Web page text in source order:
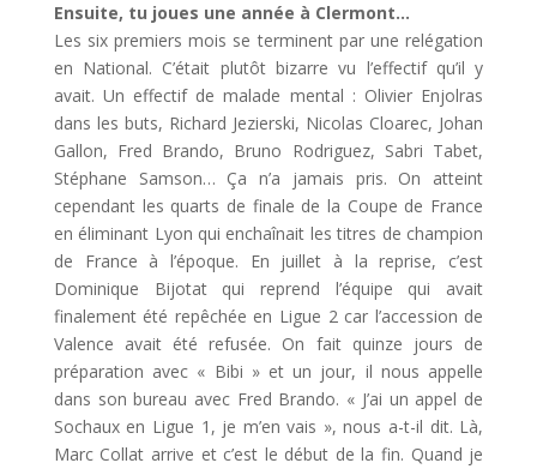
Ensuite, tu joues une année à Clermont…
Les six premiers mois se terminent par une relégation
en National. C’était plutôt bizarre vu l’effectif qu’il y
avait. Un effectif de malade mental : Olivier Enjolras
dans les buts, Richard Jezierski, Nicolas Cloarec, Johan
Gallon, Fred Brando, Bruno Rodriguez, Sabri Tabet,
Stéphane Samson… Ça n’a jamais pris. On atteint
cependant les quarts de finale de la Coupe de France
en éliminant Lyon qui enchaînait les titres de champion
de France à l’époque. En juillet à la reprise, c’est
Dominique Bijotat qui reprend l’équipe qui avait
finalement été repêchée en Ligue 2 car l’accession de
Valence avait été refusée. On fait quinze jours de
préparation avec « Bibi » et un jour, il nous appelle
dans son bureau avec Fred Brando. « J’ai un appel de
Sochaux en Ligue 1, je m’en vais », nous a-t-il dit. Là,
Marc Collat arrive et c’est le début de la fin. Quand je